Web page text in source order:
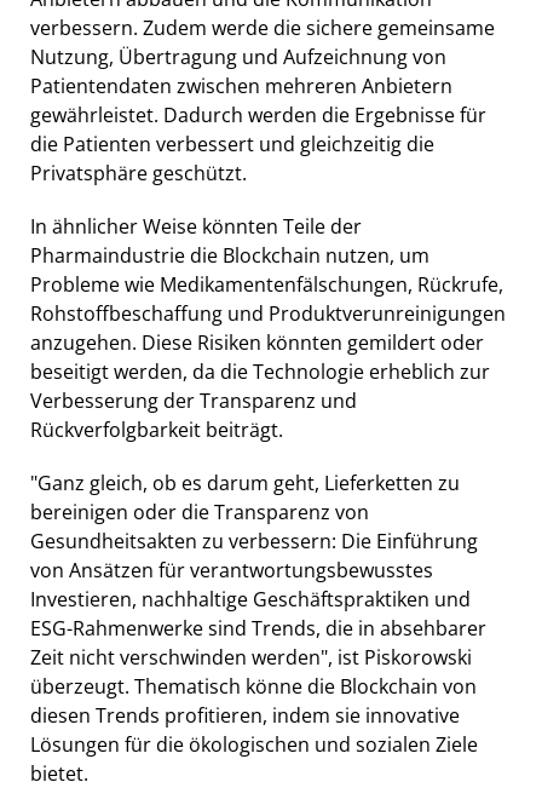
verbessern. Zudem werde die sichere gemeinsame
Nutzung, Übertragung und Aufzeichnung von
Patientendaten zwischen mehreren Anbietern
gewährleistet. Dadurch werden die Ergebnisse für
die Patienten verbessert und gleichzeitig die
Privatsphäre geschützt.
In ähnlicher Weise könnten Teile der
Pharmaindustrie die Blockchain nutzen, um
Probleme wie Medikamentenfälschungen, Rückrufe,
Rohstoffbeschaffung und Produktverunreinigungen
anzugehen. Diese Risiken könnten gemildert oder
beseitigt werden, da die Technologie erheblich zur
Verbesserung der Transparenz und
Rückverfolgbarkeit beiträgt.
"Ganz gleich, ob es darum geht, Lieferketten zu
bereinigen oder die Transparenz von
Gesundheitsakten zu verbessern: Die Einführung
von Ansätzen für verantwortungsbewusstes
Investieren, nachhaltige Geschäftspraktiken und
ESG-Rahmenwerke sind Trends, die in absehbarer
Zeit nicht verschwinden werden", ist Piskorowski
überzeugt. Thematisch könne die Blockchain von
diesen Trends profitieren, indem sie innovative
Lösungen für die ökologischen und sozialen Ziele
bietet.